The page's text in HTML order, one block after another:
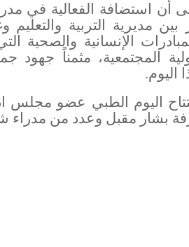
أن استضافة الفعالية في
بين مديرية التربية
الإنسانية والصحية
المجتمعية، مثمناً جهود
اليوم.
اليوم الطبي عضو مجلس
بشار مقبل وعدد من مدراء